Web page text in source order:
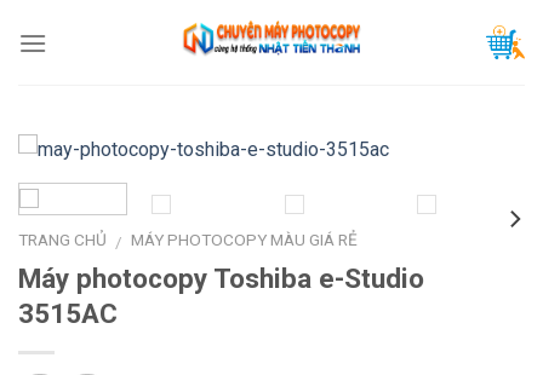
TRANG CHỦ / MÁY PHOTOCOPY MÀU GIÁ RẺ
Máy photocopy Toshiba e-Studio
3515AC